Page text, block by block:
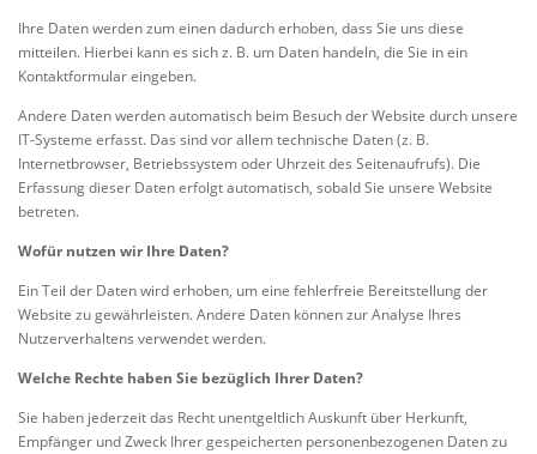
Ihre Daten werden zum einen dadurch erhoben, dass Sie uns diese
mitteilen. Hierbei kann es sich z. B. um Daten handeln, die Sie in ein
Kontaktformular eingeben.
Andere Daten werden automatisch beim Besuch der Website durch unsere
IT-Systeme erfasst. Das sind vor allem technische Daten (z. B.
Internetbrowser, Betriebssystem oder Uhrzeit des Seitenaufrufs). Die
Erfassung dieser Daten erfolgt automatisch, sobald Sie unsere Website
betreten.
Wofür nutzen wir Ihre Daten?
Ein Teil der Daten wird erhoben, um eine fehlerfreie Bereitstellung der
Website zu gewährleisten. Andere Daten können zur Analyse Ihres
Nutzerverhaltens verwendet werden.
Welche Rechte haben Sie bezüglich Ihrer Daten?
Sie haben jederzeit das Recht unentgeltlich Auskunft über Herkunft,
Empfänger und Zweck Ihrer gespeicherten personenbezogenen Daten zu